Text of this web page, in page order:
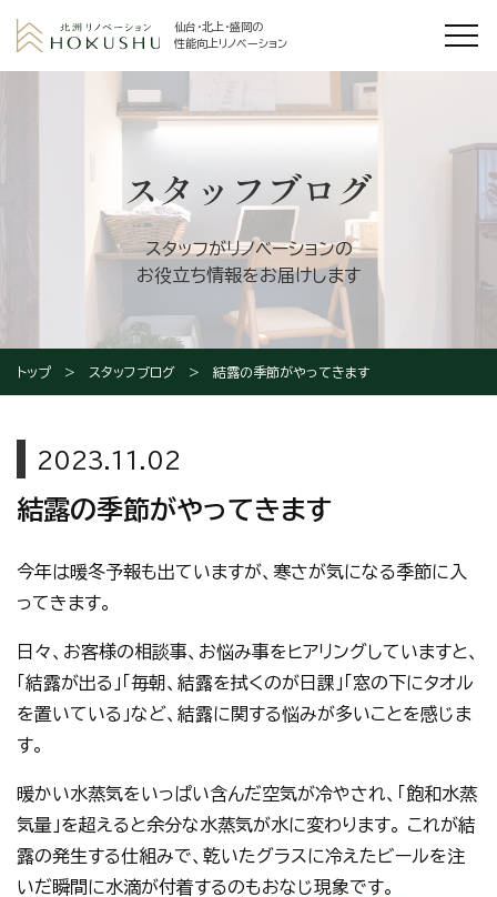
仙台・北上・盛岡の
性能向上リノベーション
スタッフブログ
スタッフがリノベーションの
お役立ち情報をお届けします
トップ スタッフブログ 結露の季節がやってきます
2023.11.02
結露の季節がやってきます
今年は暖冬予報も出ていますが、寒さが気になる季節に入
ってきます。
日々、お客様の相談事、お悩み事をヒアリングしていますと、
「結露が出る」「毎朝、結露を拭くのが日課」「窓の下にタオル
を置いている」など、結露に関する悩みが多いことを感じま
す。
暖かい水蒸気をいっぱい含んだ空気が冷やされ、「飽和水蒸
気量」を超えると余分な水蒸気が水に変わります。 これが結
露の発生する仕組みで、乾いたグラスに冷えたビールを注
いだ瞬間に水滴が付着するのもおなじ現象です。